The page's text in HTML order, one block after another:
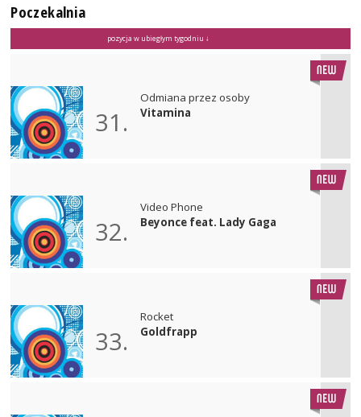
Poczekalnia
pozycja w ubiegłym tygodniu ↓
31.
Odmiana przez osoby
Vitamina
32.
Video Phone
Beyonce feat. Lady Gaga
33.
Rocket
Goldfrapp